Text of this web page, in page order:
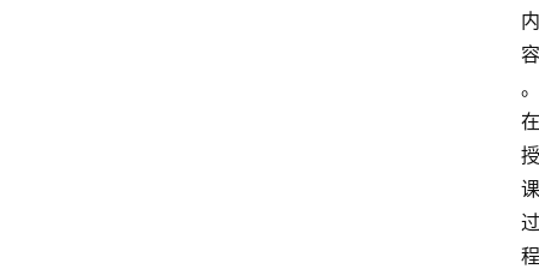
内
容
。
在
授
课
过
程